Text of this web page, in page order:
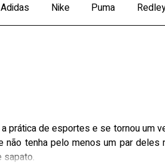
Adidas Nike Puma
prática de esportes e se tornou um
não tenha pelo menos um par